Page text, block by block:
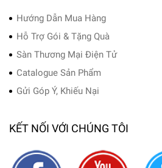
Hướng Dẫn Mua Hàng
Hỗ Trợ Gói & Tặng Quà
Sàn Thương Mại Điện Tử
Catalogue Sản Phẩm
Gửi Góp Ý, Khiếu Nại
KẾT NỐI VỚI CHÚNG TÔI